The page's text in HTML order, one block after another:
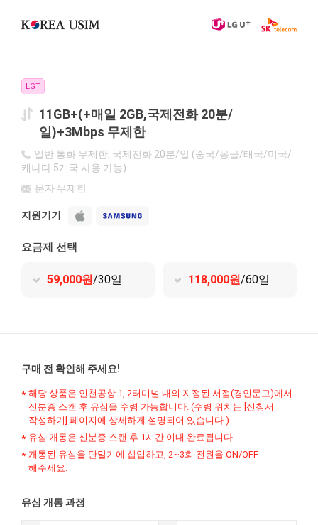
LGT
11GB+(+매일 2GB,국제전화 20분/
일)+3Mbps 무제한
일반 통화 무제한, 국제전화 20분/일 (중국/몽골/태국/미국/
캐나다 5개국 사용 가능)
문자 무제한
지원기기
요금제 선택
59,000원/30일 118,000원/60일
구매 전 확인해 주세요!
해당 상품은 인천공항 1, 2터미널 내의 지정된 서점(경인문고)에서
신분증 스캔 후 유심을 수령 가능합니다. (수령 위치는 [신청서
작성하기] 페이지에 상세하게 설명되어 있습니다.)
유심 개통은 신분증 스캔 후 1시간 이내 완료됩니다.
개통된 유심을 단말기에 삽입하고, 2~3회 전원을 ON/OFF
해주세요.
유심 개통 과정